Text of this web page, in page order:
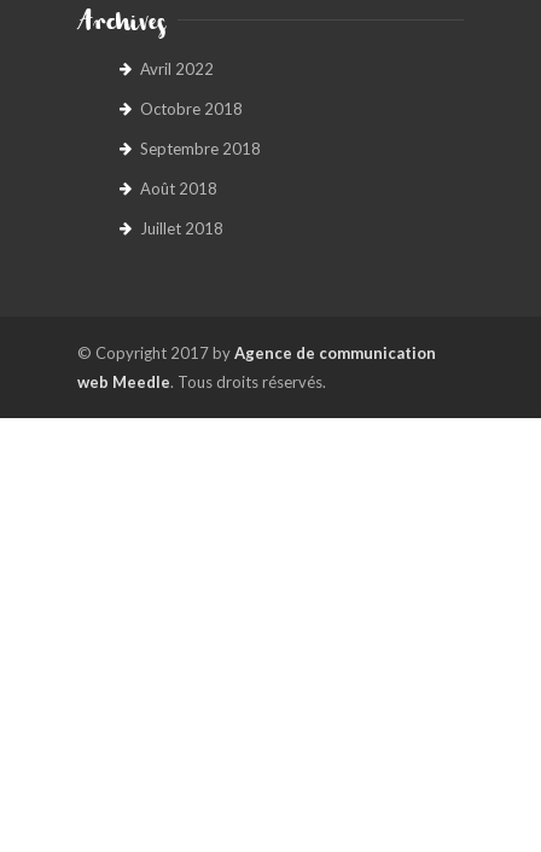
Archives
Avril 2022
Octobre 2018
Septembre 2018
Août 2018
Juillet 2018
© Copyright 2017 byAgence de communication
web Meedle. Tous droits réservés.